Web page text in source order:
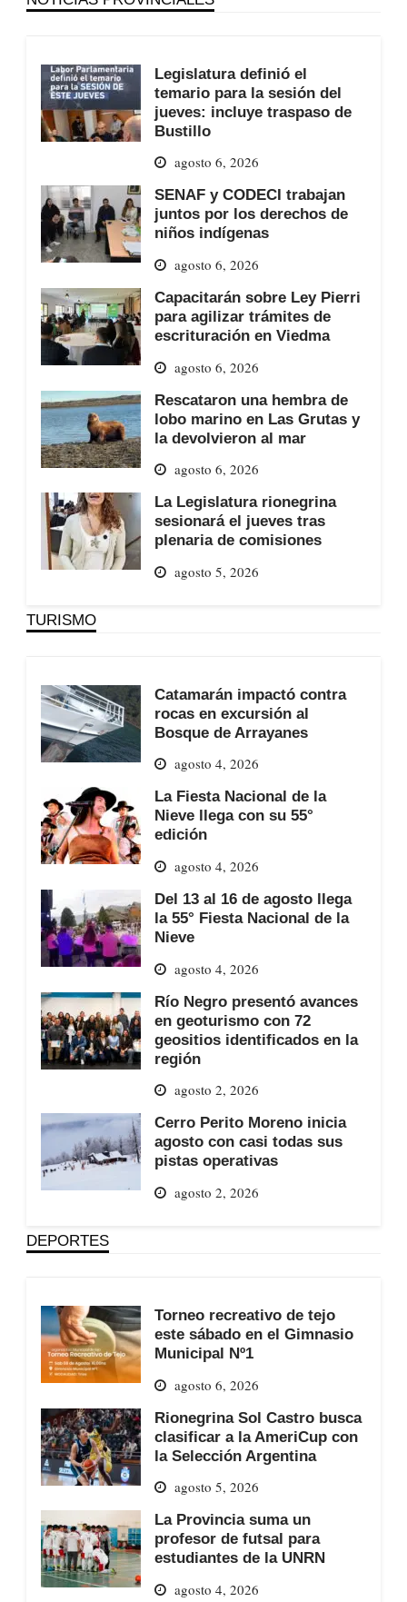
Legislatura definió el
temario para la sesión del
jueves: incluye traspaso de
Bustillo
agosto 6, 2026
SENAF y CODECI trabajan
juntos por los derechos de
niños indígenas
agosto 6, 2026
Capacitarán sobre Ley Pierri
para agilizar trámites de
escrituración en Viedma
agosto 6, 2026
Rescataron una hembra de
lobo marino en Las Grutas y
la devolvieron al mar
agosto 6, 2026
La Legislatura rionegrina
sesionará el jueves tras
plenaria de comisiones
agosto 5, 2026
TURISMO
Catamarán impactó contra
rocas en excursión al
Bosque de Arrayanes
agosto 4, 2026
La Fiesta Nacional de la
Nieve llega con su 55°
edición
agosto 4, 2026
Del 13 al 16 de agosto llega
la 55° Fiesta Nacional de la
Nieve
agosto 4, 2026
Río Negro presentó avances
en geoturismo con 72
geositios identificados en la
región
agosto 2, 2026
Cerro Perito Moreno inicia
agosto con casi todas sus
pistas operativas
agosto 2, 2026
DEPORTES
Torneo recreativo de tejo
este sábado en el Gimnasio
Municipal Nº1
agosto 6, 2026
Rionegrina Sol Castro busca
clasificar a la AmeriCup con
la Selección Argentina
agosto 5, 2026
La Provincia suma un
profesor de futsal para
estudiantes de la UNRN
agosto 4, 2026